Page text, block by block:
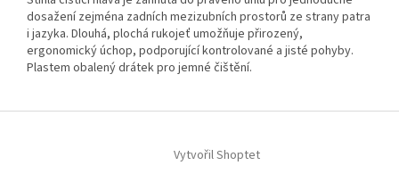
dosažení zejména zadních mezizubních prostorů ze strany patra
i jazyka. Dlouhá, plochá rukojeť umožňuje přirozený,
ergonomický úchop, podporující kontrolované a jisté pohyby.
Plastem obalený drátek pro jemné čištění.
Vytvořil Shoptet